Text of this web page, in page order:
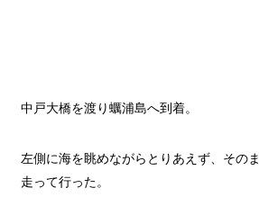
中戸大橋を渡り蠣浦島へ到着。
左側に海を眺めながらとりあえず、その
走って行った。